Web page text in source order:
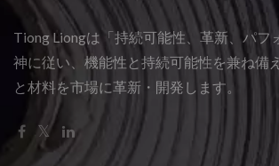
Tiong Liongは「持続可能性、革新、パフ
神に従い、機能性と持続可能性を兼ね備
と材料を市場に革新・開発します。